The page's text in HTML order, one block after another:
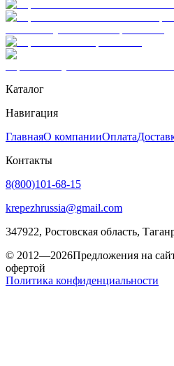
Каталог
Навигация
ГлавнаяО компанииОплата
Контакты
8(800)101-68-15
krepezhrussia@gmail.com
347922, Ростовская область,
© 2012—2026Предложения на
офертой
Политика конфиденциальности